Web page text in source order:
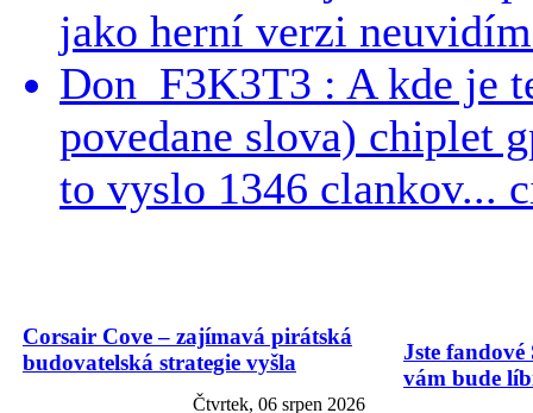
jako herní verzi
Don_F3K3T3 : A kde je
povedane slova) chiplet
to vyslo 1346 clankov...
Corsair Cove – zajímavá pirátská
budovatelská strategie vyšla
Čtvrtek, 06 srpen 2026
Jste
vám bude